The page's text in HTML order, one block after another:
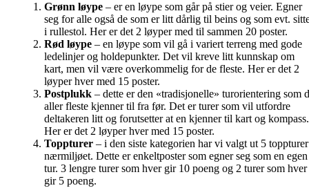
Grønn løype – er en løype som går på stier og veier. Egner
seg for alle også de som er litt dårlig til beins og som evt.
i rullestol. Her er det 2 løyper med til sammen 20 poster.
Rød løype – en løype som vil gå i variert terreng med gode
ledelinjer og holdepunkter. Det vil kreve litt kunnskap om
kart, men vil være overkommelig for de fleste. Her er det 2
løyper hver med 15 poster.
Postplukk – dette er den «tradisjonelle» turorientering som
aller fleste kjenner til fra før. Det er turer som vil utfordre
deltakeren litt og forutsetter at en kjenner til kart og kompass.
Her er det 2 løyper hver med 15 poster.
Toppturer – i den siste kategorien har vi valgt ut 5
nærmiljøet. Dette er enkeltposter som egner seg som en egen
tur. 3 lengre turer som hver gir 10 poeng og 2 turer som hver
gir 5 poeng.